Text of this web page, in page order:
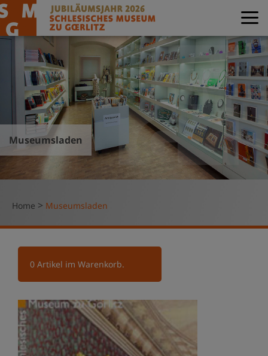
Museumsladen
Home > Museumsladen
0 Artikel im Warenkorb.